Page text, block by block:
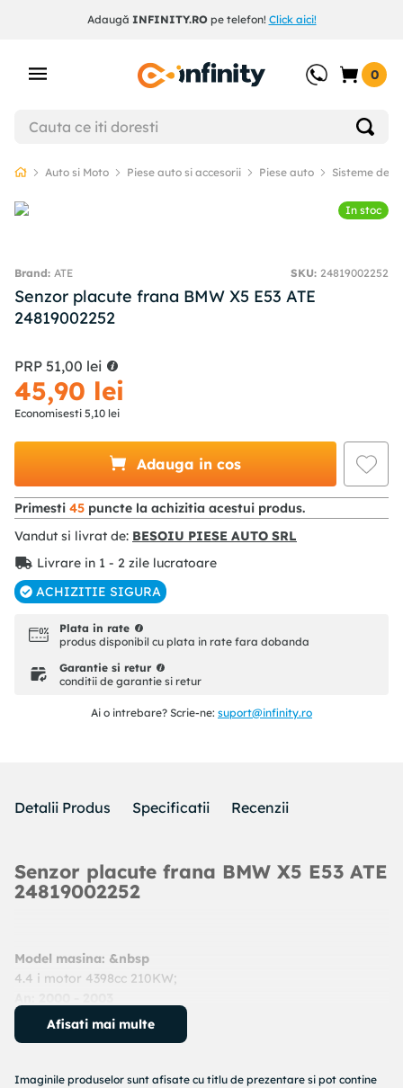
Adaugă INFINITY.ROpe telefon! Click aici!
0
Auto si Moto Piese auto si accesorii Piese auto Sisteme de
In stoc
ATE SKU: 24819002252
Senzor placute frana BMW X5 E53 ATE
24819002252
PRP 51,00 lei
45,90 lei
Economisesti 5,10 lei
Adauga in cos
Primesti 45 puncte la achizitia acestui produs.
Vandut si livrat de: BESOIU PIESE AUTO SRL
Livrare in 1 - 2 zile lucratoare
ACHIZITIE SIGURA
Plata in rate
produs disponibil cu plata in rate fara dobanda
Garantie si retur
conditii de garantie si retur
Ai o intrebare? Scrie-ne: suport@infinity.ro
Detalii Produs Specificatii Recenzii
Senzor placute frana BMW X5 E53 ATE
24819002252
Model masina: &nbsp
4.4 i motor 4398cc 210KW;
Cod produs:24819002252
Producator:
Afisati mai multe
Imaginile produselor sunt afisate cu titlu de prezentare si pot contine